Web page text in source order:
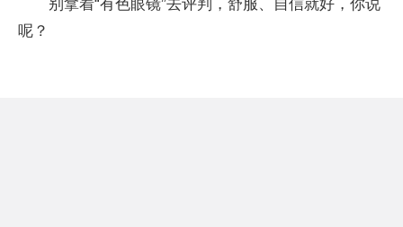
别拿着“有色眼镜”去评判，舒服、自信就好，你说
呢？